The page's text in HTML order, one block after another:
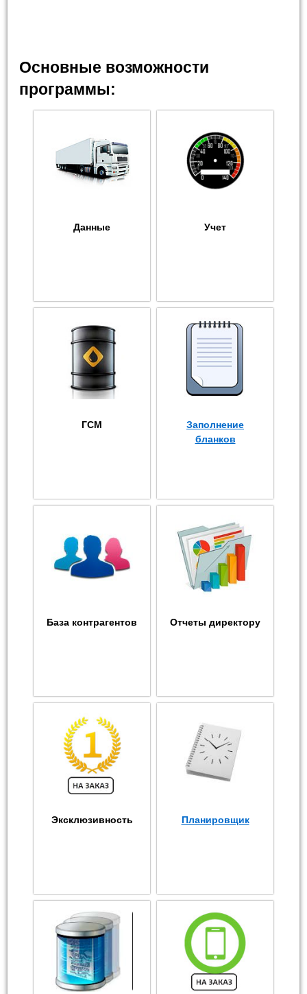
Основные возможности
программы:
Данные Учет
ГСМ
Заполнение
бланков
База контрагентов Отчеты директору
Эксклюзивность Планировщик